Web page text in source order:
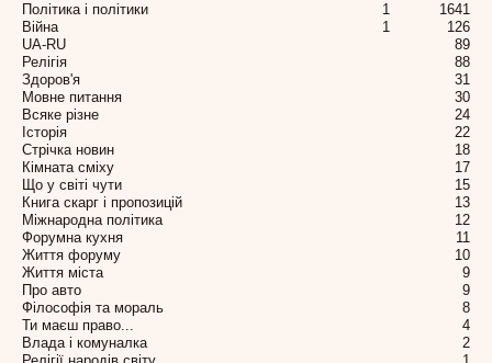
Політика і політики
1
1641
Війна
1
126
UA-RU
89
Релігія
88
Здоров'я
31
Мовне питання
30
Всяке різне
24
Історія
22
Стрічка новин
18
Кімната сміху
17
Що у світі чути
15
Книга скарг і пропозицій
13
Міжнародна політика
12
Форумна кухня
11
Життя форуму
10
Життя міста
9
Про авто
9
Філософія та мораль
8
Ти маєш право...
4
Влада і комуналка
2